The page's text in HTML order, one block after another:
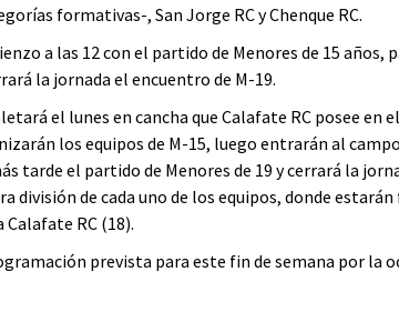
formativas-, San Jorge RC y Chenque RC.
a las 12 con el partido de Menores de 15
la jornada el encuentro de M-19.
el lunes en cancha que Calafate RC posee en
los equipos de M-15, luego entrarán al
tarde el partido de Menores de 19 y cerrará la
división de cada uno de los equipos, donde
RC (18).
prevista para este fin de semana por la